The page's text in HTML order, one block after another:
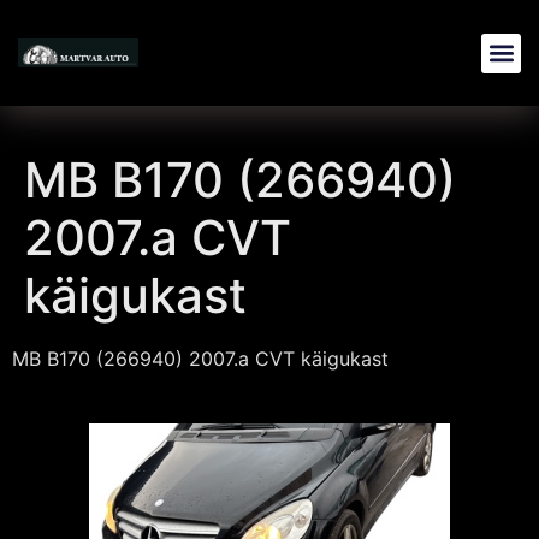
MB B170 (266940)
2007.a CVT
käigukast
MB B170 (266940) 2007.a CVT käigukast